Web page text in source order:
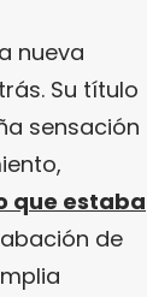
nueva
Su título
sensación
que estaba
de